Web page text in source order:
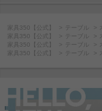
家具350【公式】 テーブル
家具350【公式】
テーブル
家具350【公式】
テーブル
家具350【公式】
テーブル